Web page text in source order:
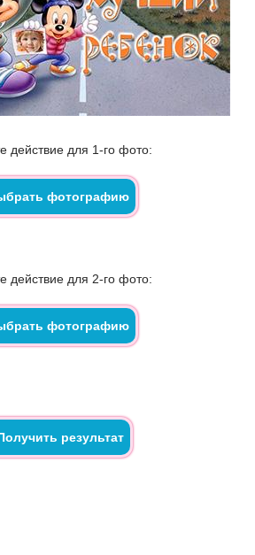
действие для 1-го фото:
действие для 2-го фото: